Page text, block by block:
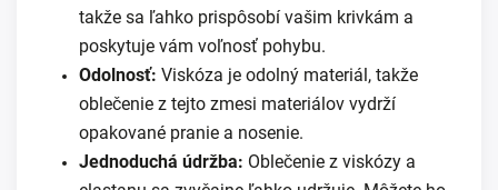
takže sa ľahko prispôsobí vašim krivkám a
poskytuje vám voľnosť pohybu.
Odolnosť: Viskóza je odolný materiál, takže
oblečenie z tejto zmesi materiálov vydrží
opakované pranie a nosenie.
Jednoduchá údržba: Oblečenie z viskózy a